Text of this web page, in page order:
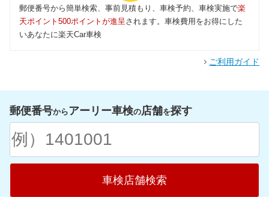
郵便番号から簡単検索、事前見積もり、車検予約、車検実施で楽
天ポイント500ポイントが進呈されます。車検費用をお得にした
いあなたに楽天Car車検
ご利用ガイド
郵便番号からアーリー車検の店舗を探す
車検店舗検索